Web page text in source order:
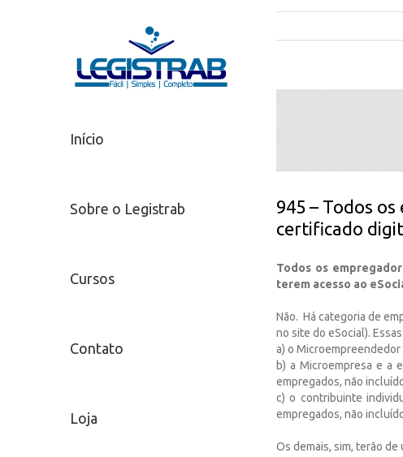
Início
Sobre o Legistrab
Cursos
Contato
Loja
945 – Todos
certificado
Todos os
terem acesso ao
Não. Há categoria de
no site do eSocial).
a) o
b) a Microempresa e a
empregados, não
c) o contribuinte
empregados, não
Os demais, sim, terão